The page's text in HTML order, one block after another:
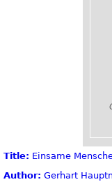
Title: Einsame
Author: Gerhart